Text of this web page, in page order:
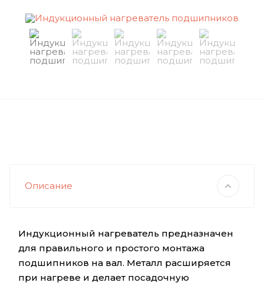
Описание
Индукционный нагреватель предназначен
для правильного и простого монтажа
подшипников на вал. Металл расширяется
при нагреве и делает посадочную